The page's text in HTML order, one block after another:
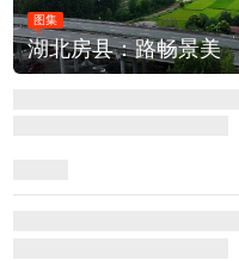
图集
湖北房县：路畅景美